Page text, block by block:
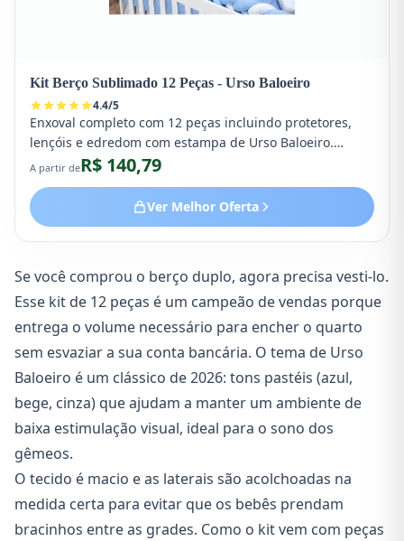
Kit Berço Sublimado 12 Peças - Urso Baloeiro
4.4/5
Enxoval completo com 12 peças incluindo protetores,
lençóis e edredom com estampa de Urso Baloeiro.
Tecido macio e design lúdico.
A partir deR$ 140,79
Ver Melhor Oferta
Se você comprou o berço duplo, agora precisa vesti-lo.
Esse kit de 12 peças é um campeão de vendas porque
entrega o volume necessário para encher o quarto
sem esvaziar a sua conta bancária. O tema de Urso
Baloeiro é um clássico de 2026: tons pastéis (azul,
bege, cinza) que ajudam a manter um ambiente de
baixa estimulação visual, ideal para o sono dos
gêmeos.
O tecido é macio e as laterais são acolchoadas na
medida certa para evitar que os bebês prendam
bracinhos entre as grades. Como o kit vem com peças